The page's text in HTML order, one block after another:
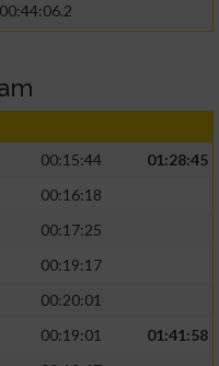
00:44:06.2
00:15:44
01:28:45
00:16:18
00:17:25
00:19:17
00:20:01
00:19:01
01:41:58